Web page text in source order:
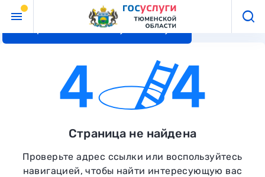
Перейти к основному контенту
Страница не найдена
Проверьте адрес ссылки или воспользуйтесь
навигацией, чтобы найти интересующую вас